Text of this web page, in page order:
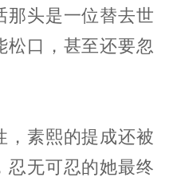
那头是一位替去世
松口，甚至还要忽
，素熙的提成还被
忍无可忍的她最终